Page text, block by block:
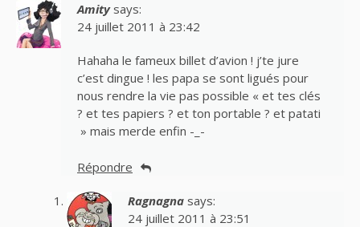
Amity says:
24 juillet 2011 à 23:42
Hahaha le fameux billet d’avion ! j’te jure
c’est dingue ! les papa se sont ligués pour
nous rendre la vie pas possible « et tes clés
? et tes papiers ? et ton portable ? et patati
» mais merde enfin -_-
Répondre
Ragnagna says:
24 juillet 2011 à 23:51